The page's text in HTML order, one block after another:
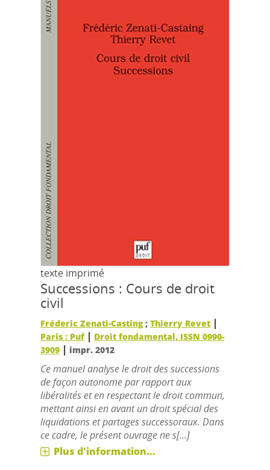
texte imprimé
Successions : Cours de droit
civil
Fréderic Zenati-Casting;Thierry Revet |
Paris : Puf | Droit fondamental, ISSN 0990-
3909 | impr. 2012
Ce manuel analyse le droit des successions
de façon autonome par rapport aux
libéralités et en respectant le droit commun,
mettant ainsi en avant un droit spécial des
liquidations et partages successoraux. Dans
ce cadre, le présent ouvrage ne s[...]
Plus d'information...